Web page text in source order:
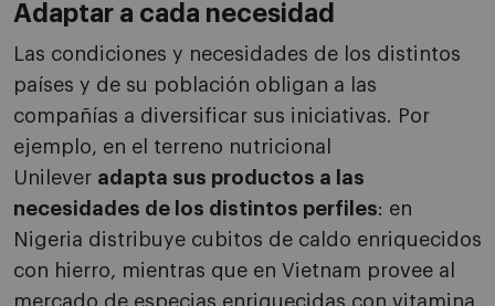
Adaptar a cada necesidad
Las condiciones y necesidades de los distintos
países y de su población obligan a las
compañías a diversificar sus iniciativas. Por
ejemplo, en el terreno nutricional
Unilever adapta sus productos a las
necesidades de los distintos perfiles: en
Nigeria distribuye cubitos de caldo enriquecidos
con hierro, mientras que en Vietnam provee al
mercado de especias enriquecidas con vitamina